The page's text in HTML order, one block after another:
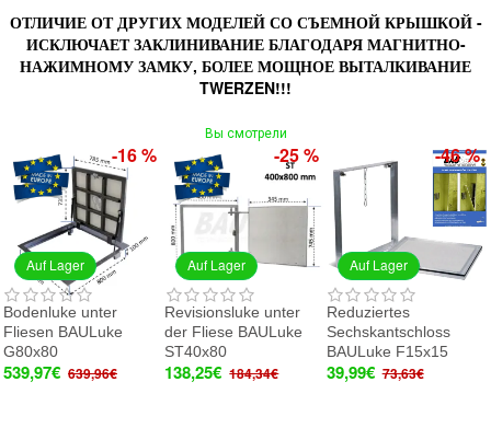
ОТЛИЧИЕ ОТ ДРУГИХ МОДЕЛЕЙ СО СЪЕМНОЙ КРЫШКОЙ -
ИСКЛЮЧАЕТ ЗАКЛИНИВАНИЕ БЛАГОДАРЯ МАГНИТНО-
НАЖИМНОМУ ЗАМКУ, БОЛЕЕ МОЩНОЕ ВЫТАЛКИВАНИЕ
TWERZEN!!!
Вы смотрели
Auf Lager
-16 %
Bodenluke unter
Fliesen BAULuke
G80x80
539,97€ 639,96€
Auf Lager
-25 %
Revisionsluke unter
der Fliese BAULuke
ST40x80
138,25€ 184,34€
Auf Lager
-46 %
Reduziertes
Sechskantschloss
BAULuke F15x15
39,99€ 73,63€